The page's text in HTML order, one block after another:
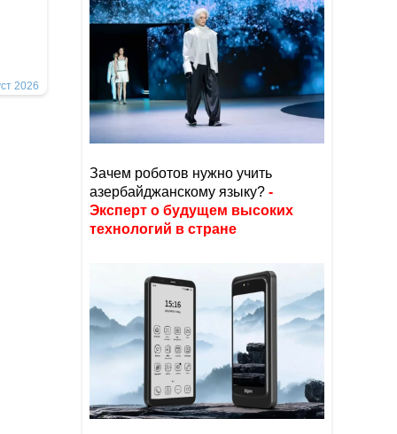
2026
Зачем роботов нужно учить
азербайджанскому языку? -
Эксперт о будущем высоких
технологий в стране